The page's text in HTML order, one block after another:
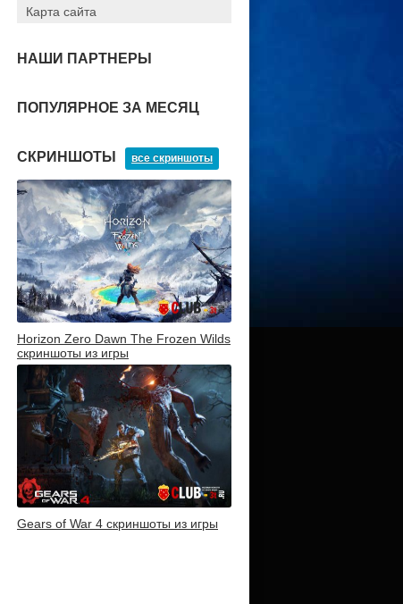
Карта сайта
НАШИ ПАРТНЕРЫ
ПОПУЛЯРНОЕ ЗА МЕСЯЦ
СКРИНШОТЫ все скриншоты
Horizon Zero Dawn The Frozen Wilds
скриншоты из игры
Gears of War 4 скриншоты из игры